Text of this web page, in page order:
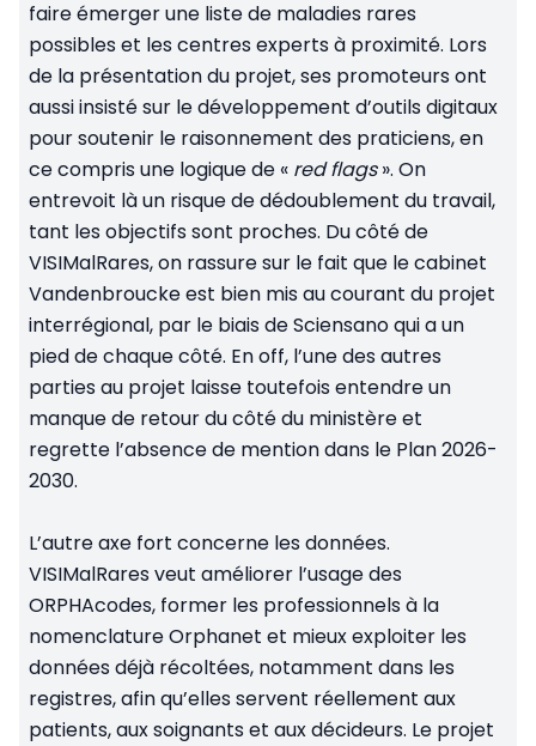
faire émerger une liste de maladies rares
possibles et les centres experts à proximité. Lors
de la présentation du projet, ses promoteurs ont
aussi insisté sur le développement d’outils digitaux
pour soutenir le raisonnement des praticiens, en
ce compris une logique de « red flags». On
entrevoit là un risque de dédoublement du travail,
tant les objectifs sont proches. Du côté de
VISIMalRares, on rassure sur le fait que le cabinet
Vandenbroucke est bien mis au courant du projet
interrégional, par le biais de Sciensano qui a un
pied de chaque côté. En off, l’une des autres
parties au projet laisse toutefois entendre un
manque de retour du côté du ministère et
regrette l’absence de mention dans le Plan 2026-
2030.
L’autre axe fort concerne les données.
VISIMalRares veut améliorer l’usage des
ORPHAcodes, former les professionnels à la
nomenclature Orphanet et mieux exploiter les
données déjà récoltées, notamment dans les
registres, afin qu’elles servent réellement aux
patients, aux soignants et aux décideurs. Le projet